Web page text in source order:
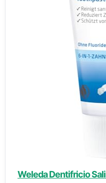
Weleda Dentifricio